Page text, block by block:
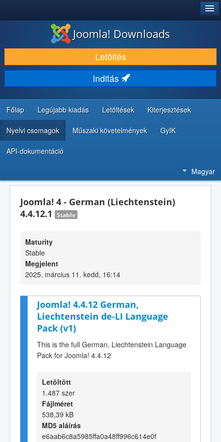
LETÖLTÉS ÉS KITERJESZTÉS
FEDEZZE FEL ÉS TANULJA MEG
KÖZÖSSÉG ÉS TÁMOGATÁS
FEJLESZTŐI ERŐFORRÁSOK
Joomla! Downloads
Letöltés
Inditás
Főlap Legújabb kiadás Letöltések Kiterjesztések
Nyelvi csomagok Műszaki követelmények GyIK
API-dokumentáció
Magyar
Joomla! 4 - German (Liechtenstein)
4.4.12.1
Stable
Maturity
Stable
Megjelent
2025. március 11. kedd, 16:14
Joomla! 4.4.12 German,
Liechtenstein de-LI Language
Pack (v1)
This is the full German, Liechtenstein Language
Pack for Joomla! 4.4.12
Letöltött
1.487 szer
Fájlméret
538,39 kB
MD5 aláírás
e6aab6c8a5985ffa0a48ff996c614e0f